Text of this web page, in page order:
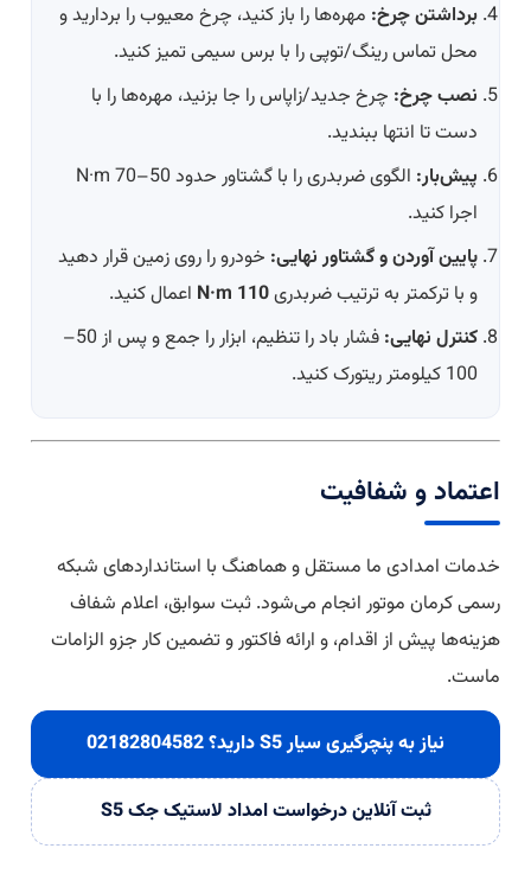
برداشتن چرخ: مهره‌ها را باز کنید، چرخ معیوب را بردارید و
محل تماس رینگ/توپی را با برس سیمی تمیز کنید.
نصب چرخ: چرخ جدید/زاپاس را جا بزنید، مهره‌ها را با
دست تا انتها ببندید.
پیش‌بار:
الگوی ضربدری را با گشتاور حدود 50–70 N·m
اجرا کنید.
پایین آوردن و گشتاور نهایی: خودرو را روی زمین قرار دهید
و با ترکمتر به ترتیب ضربدری110 N·m
اعمال کنید.
کنترل نهایی:
فشار باد را تنظیم، ابزار را جمع و پس از 50–
100 کیلومتر ریتورک کنید.
اعتماد و شفافیت
خدمات امدادی ما مستقل و هماهنگ با استانداردهای شبکه
رسمی کرمان موتور انجام می‌شود. ثبت سوابق، اعلام شفاف
هزینه‌ها پیش از اقدام، و ارائه فاکتور و تضمین کار جزو الزامات
ماست.
نیاز به پنچرگیری سیار S5 دارید؟ 02182804582
ثبت آنلاین درخواست امداد لاستیک جک S5